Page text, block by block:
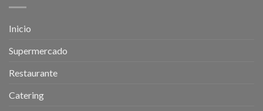
Inicio
Supermercado
Restaurante
Catering